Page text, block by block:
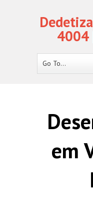
4004
Go To...
em